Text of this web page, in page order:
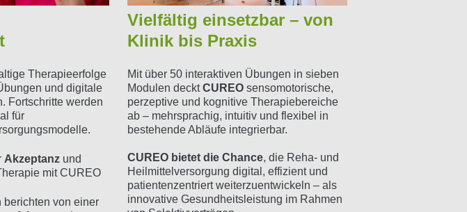
Therapieerfolge
und digitale
Fortschritte werden
für
Akzeptanzund
mit CUREO
berichten von einer
Vielfältig einsetzbar – von
Klinik bis Praxis
Mit über 50 interaktiven Übungen in sieben
Modulen decktCUREOsensomotorische,
perzeptive und kognitive Therapiebereiche
ab – mehrsprachig, intuitiv und flexibel in
bestehende Abläufe integrierbar.
CUREO bietet die Chance, die Reha- und
Heilmittelversorgung digital, effizient und
patientenzentriert weiterzuentwickeln – als
innovative Gesundheitsleistung im Rahmen